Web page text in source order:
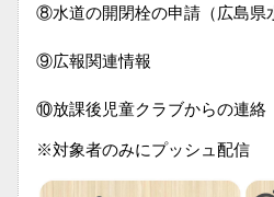
⑧水道の開閉栓の申請（広島県
⑨広報関連情報
⑩放課後児童クラブからの連絡
※対象者のみにプッシュ配信